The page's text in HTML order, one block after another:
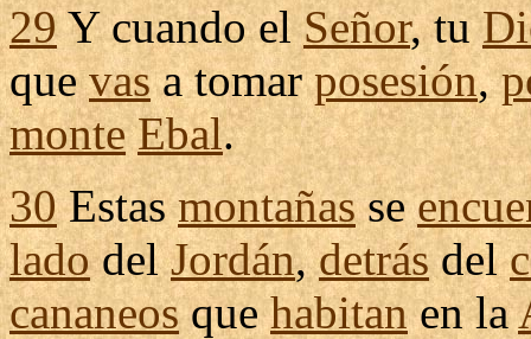
29Y cuando elSeñor, tu
quevasa tomarposesión,
monte Ebal.
30Estasmontañasse
ladodelJordán,detrásdel
cananeosquehabitanen la